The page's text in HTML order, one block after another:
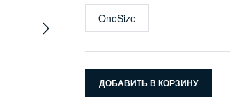
OneSize
ДОБАВИТЬ В КОРЗИНУ